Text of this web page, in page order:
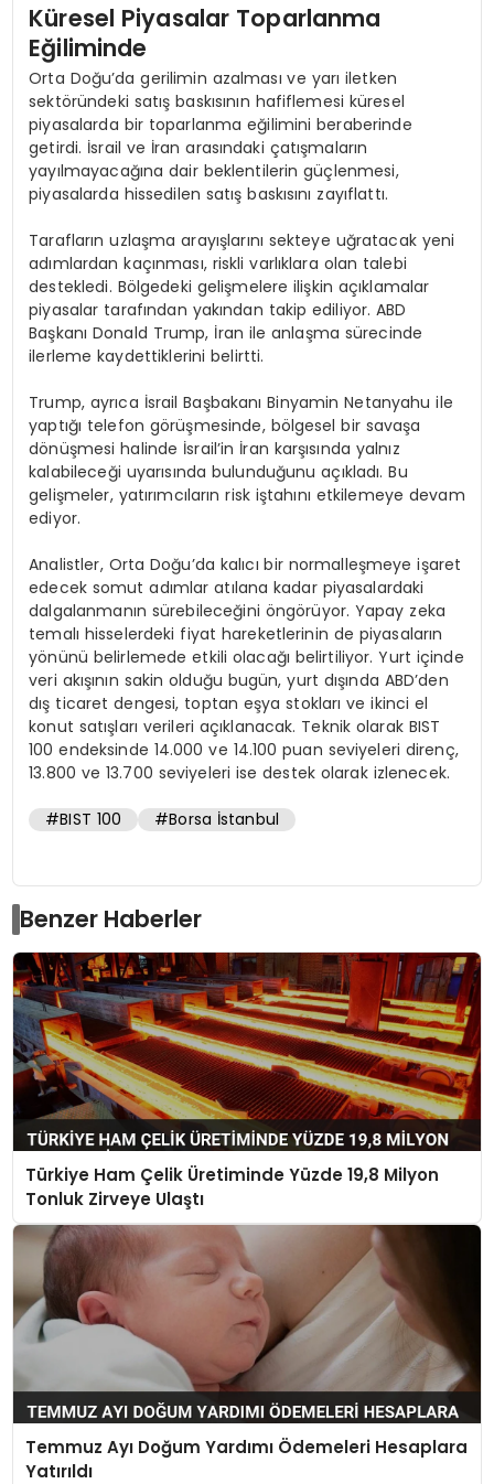
Küresel Piyasalar Toparlanma
Eğiliminde
Orta Doğu’da gerilimin azalması ve yarı iletken
sektöründeki satış baskısının hafiflemesi küresel
piyasalarda bir toparlanma eğilimini beraberinde
getirdi. İsrail ve İran arasındaki çatışmaların
yayılmayacağına dair beklentilerin güçlenmesi,
piyasalarda hissedilen satış baskısını zayıflattı.
Tarafların uzlaşma arayışlarını sekteye uğratacak yeni
adımlardan kaçınması, riskli varlıklara olan talebi
destekledi. Bölgedeki gelişmelere ilişkin açıklamalar
piyasalar tarafından yakından takip ediliyor. ABD
Başkanı Donald Trump, İran ile anlaşma sürecinde
ilerleme kaydettiklerini belirtti.
Trump, ayrıca İsrail Başbakanı Binyamin Netanyahu ile
yaptığı telefon görüşmesinde, bölgesel bir savaşa
dönüşmesi halinde İsrail’in İran karşısında yalnız
kalabileceği uyarısında bulunduğunu açıkladı. Bu
gelişmeler, yatırımcıların risk iştahını etkilemeye devam
ediyor.
Analistler, Orta Doğu’da kalıcı bir normalleşmeye işaret
edecek somut adımlar atılana kadar piyasalardaki
dalgalanmanın sürebileceğini öngörüyor. Yapay zeka
temalı hisselerdeki fiyat hareketlerinin de piyasaların
yönünü belirlemede etkili olacağı belirtiliyor. Yurt içinde
veri akışının sakin olduğu bugün, yurt dışında ABD’den
dış ticaret dengesi, toptan eşya stokları ve ikinci el
konut satışları verileri açıklanacak. Teknik olarak BIST
100 endeksinde 14.000 ve 14.100 puan seviyeleri direnç,
13.800 ve 13.700 seviyeleri ise destek olarak izlenecek.
#BIST 100 #Borsa İstanbul
Benzer Haberler
Türkiye Ham Çelik Üretiminde Yüzde 19,8 Milyon
Tonluk Zirveye Ulaştı
Temmuz Ayı Doğum Yardımı Ödemeleri Hesaplara
Yatırıldı